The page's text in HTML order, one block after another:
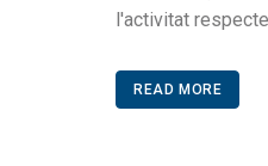
l'activitat
READ MORE